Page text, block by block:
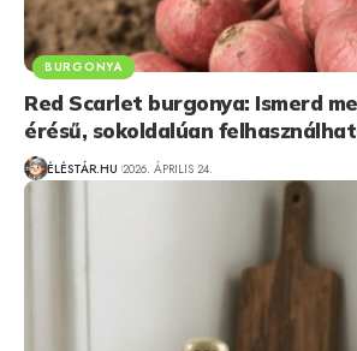
BURGONYA
Red Scarlet burgonya: Ismerd
érésű, sokoldalúan
ÉLÉSTÁR.HU 2026. ÁPRILIS 24.